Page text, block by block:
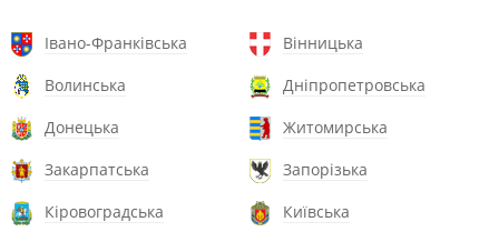
Івано-Франківська
Вінницька
Волинська
Дніпропетровська
Донецька
Житомирська
Закарпатська
Запорізька
Кіровоградська
Київська